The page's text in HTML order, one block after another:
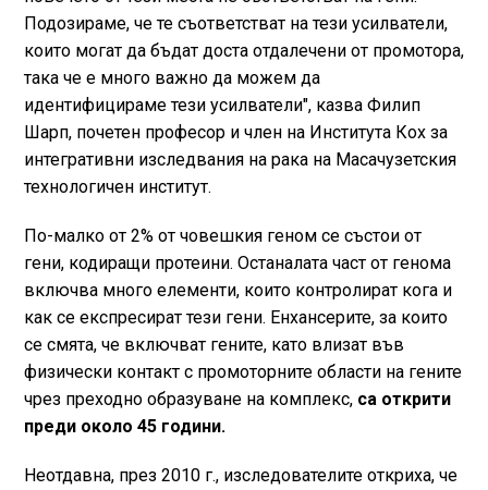
Подозираме, че те съответстват на тези усилватели,
които могат да бъдат доста отдалечени от промотора,
така че е много важно да можем да
идентифицираме тези усилватели", казва Филип
Шарп, почетен професор и член на Института Кох за
интегративни изследвания на рака на Масачузетския
технологичен институт.
По-малко от 2% от човешкия геном се състои от
гени, кодиращи протеини. Останалата част от генома
включва много елементи, които контролират кога и
как се експресират тези гени. Енхансерите, за които
се смята, че включват гените, като влизат във
физически контакт с промоторните области на гените
чрез преходно образуване на комплекс, са открити
преди около 45 години.
Неотдавна, през 2010 г., изследователите откриха, че